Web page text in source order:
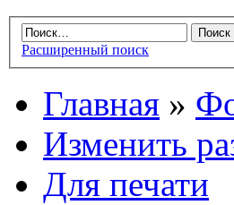
Расширенный поиск
Главная »
Изменить
Для печати